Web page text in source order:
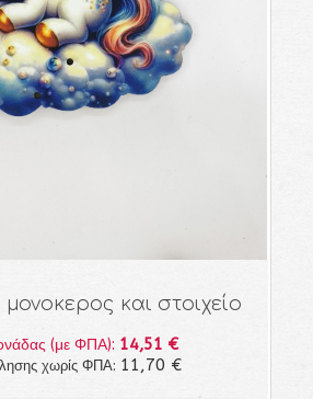
μονοκερος και στοιχείο
(με ΦΠΑ): 14,51 €
χωρίς ΦΠΑ: 11,70 €